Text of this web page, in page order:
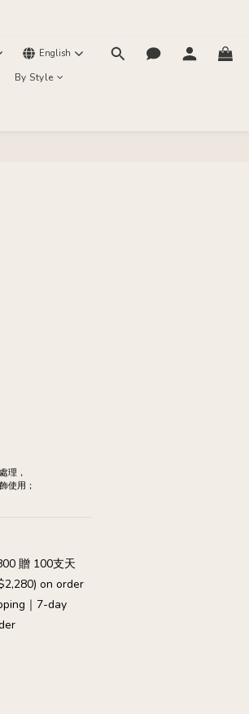
English
By Style
理，
使用；
贈 100支天
on order
｜7-day